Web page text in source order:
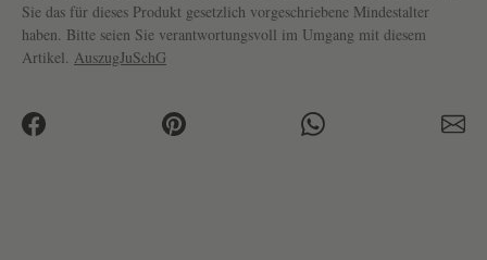
Sie das für dieses Produkt gesetzlich vorgeschriebene Mindestalter
haben. Bitte seien Sie verantwortungsvoll im Umgang mit diesem
Artikel. AuszugJuSchG